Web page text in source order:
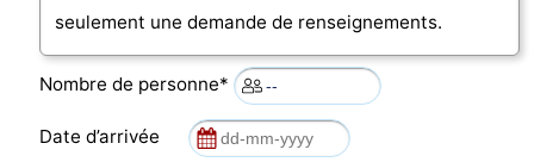
seulement une demande de renseignements.
Nombre de personne*
Date d’arrivée